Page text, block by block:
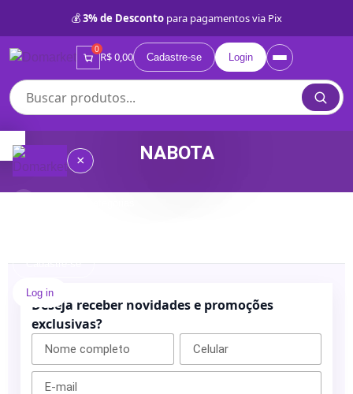
💰3% de Desconto para pagamentos via Pix
0
R$ 0,00 Cadastre-se Login
×
somos
Lojas
Próprias
Blau
Farmacêutica
Categorias
Cadastre-se
Log in
NABOTA
Deseja receber novidades e promoções
exclusivas?